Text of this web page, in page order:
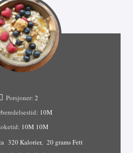
Porsjoner: 2
10M
10M 10M
320 Kalorier
20 grams Fett